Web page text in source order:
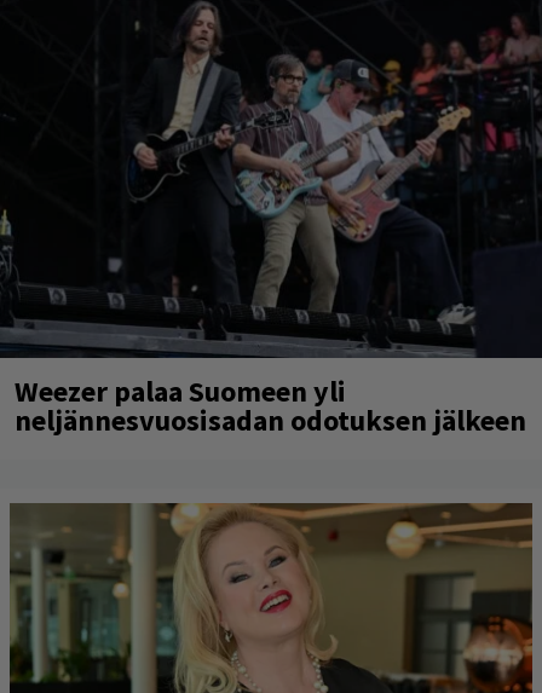
Weezer palaa Suomeen yli
neljännesvuosisadan odotuksen jälkeen